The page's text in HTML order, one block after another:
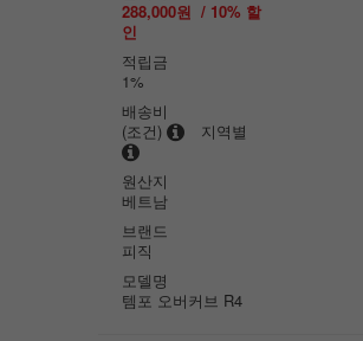
288,000원 / 10% 할
인
적립금
1%
배송비
(조건)
지역별
원산지
베트남
브랜드
피직
모델명
템포 오버커브 R4